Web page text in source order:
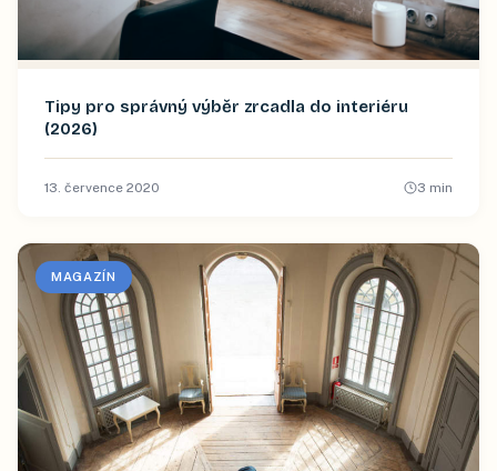
Tipy pro správný výběr zrcadla do interiéru
(2026)
13. července 2020 3 min
MAGAZÍN